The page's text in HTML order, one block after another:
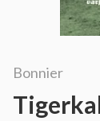
Bonnier